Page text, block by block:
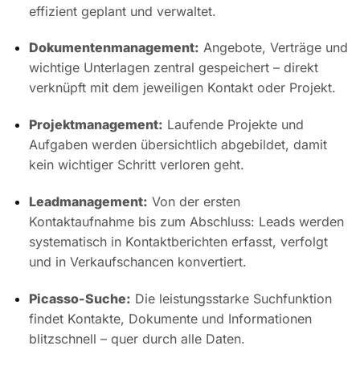
effizient geplant und verwaltet.
Dokumentenmanagement: Angebote, Verträge und
wichtige Unterlagen zentral gespeichert – direkt
verknüpft mit dem jeweiligen Kontakt oder Projekt.
Projektmanagement: Laufende Projekte und
Aufgaben werden übersichtlich abgebildet, damit
kein wichtiger Schritt verloren geht.
Leadmanagement: Von der ersten
Kontaktaufnahme bis zum Abschluss: Leads werden
systematisch in Kontaktberichten erfasst, verfolgt
und in Verkaufschancen konvertiert.
Picasso-Suche: Die leistungsstarke Suchfunktion
findet Kontakte, Dokumente und Informationen
blitzschnell – quer durch alle Daten.